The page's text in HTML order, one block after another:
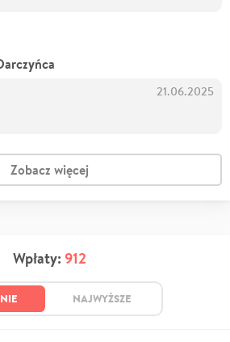
21.06.2025
Zobacz więcej
Wpłaty: 912
NAJWYŻSZE